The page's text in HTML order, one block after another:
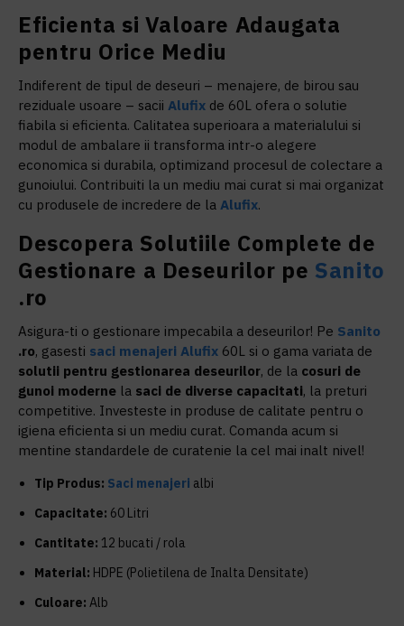
Eficienta si Valoare Adaugata
pentru Orice Mediu
Indiferent de tipul de deseuri – menajere, de birou sau
reziduale usoare – sacii Alufix de 60L ofera o solutie
fiabila si eficienta. Calitatea superioara a materialului si
modul de ambalare ii transforma intr-o alegere
economica si durabila, optimizand procesul de colectare a
gunoiului. Contribuiti la un mediu mai curat si mai organizat
cu produsele de incredere de la Alufix.
Descopera Solutiile Complete de
Gestionare a Deseurilor pe Sanito
.ro
Asigura-ti o gestionare impecabila a deseurilor! Pe Sanito
.ro, gasesti saci menajeri Alufix 60L si o gama variata de
solutii pentru gestionarea deseurilor, de la cosuri de
gunoi moderne la saci de diverse capacitati, la preturi
competitive. Investeste in produse de calitate pentru o
igiena eficienta si un mediu curat. Comanda acum si
mentine standardele de curatenie la cel mai inalt nivel!
Tip Produs: Saci menajeri albi
Capacitate: 60 Litri
Cantitate: 12 bucati / rola
Material: HDPE (Polietilena de Inalta Densitate)
Culoare: Alb